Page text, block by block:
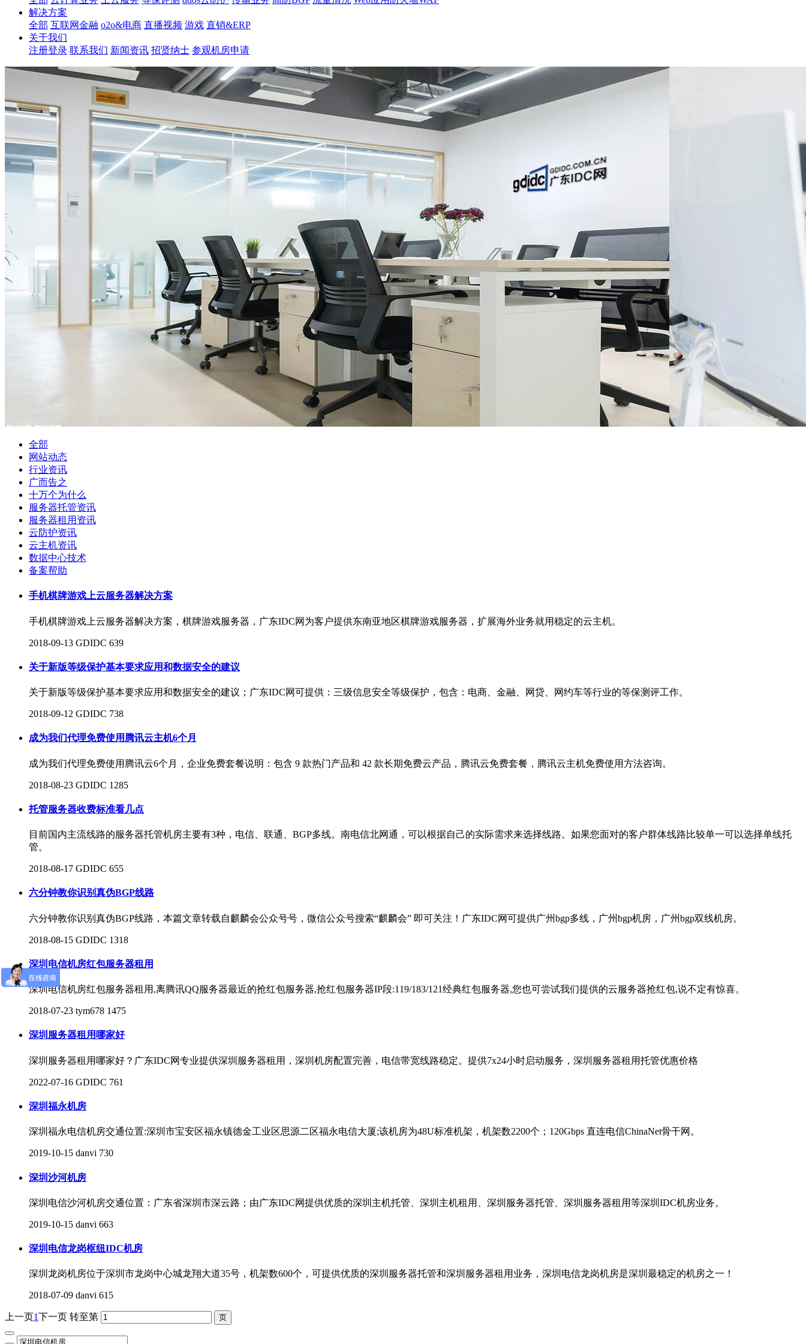
解决方案
全部 互联网金融 o2o&电商 直播视频 游戏 直销&ERP
关于我们
注册登录 联系我们 新闻资讯 招贤纳士 参观机房申请
全部
网站动态
行业资讯
广而告之
十万个为什么
服务器托管资讯
服务器租用资讯
云防护资讯
云主机资讯
数据中心技术
备案帮助
手机棋牌游戏上云服务器解决方案
手机棋牌游戏上云服务器解决方案，棋牌游戏服务器，广东IDC网为客户提供东南亚地区棋牌游戏服务器，扩展海外业务就用稳定的云主机。
2018-09-13 GDIDC 639
关于新版等级保护基本要求应用和数据安全的建议
关于新版等级保护基本要求应用和数据安全的建议；广东IDC网可提供：三级信息安全等级保护，包含：电商、金融、网贷、网约车等行业的等保测评工作。
2018-09-12 GDIDC 738
成为我们代理免费使用腾讯云主机6个月
成为我们代理免费使用腾讯云6个月，企业免费套餐说明：包含 9 款热门产品和 42 款长期免费云产品，腾讯云免费套餐，腾讯云主机免费使用方法咨询。
2018-08-23 GDIDC 1285
托管服务器收费标准看几点
目前国内主流线路的服务器托管机房主要有3种，电信、联通、BGP多线。南电信北网通，可以根据自己的实际需求来选择线路。如果您面对的客户群体线路比较单一可以选择单线托
管。
2018-08-17 GDIDC 655
六分钟教你识别真伪BGP线路
六分钟教你识别真伪BGP线路，本篇文章转载自麒麟会公众号号，微信公众号搜索“麒麟会” 即可关注！广东IDC网可提供广州bgp多线，广州bgp机房，广州bgp双线机房。
2018-08-15 GDIDC 1318
深圳电信机房红包服务器租用
深圳电信机房红包服务器租用,离腾讯QQ服务器最近的抢红包服务器,抢红包服务器IP段:119/183/121经典红包服务器,您也可尝试我们提供的云服务器抢红包,说不定有惊喜。
2018-07-23 tym678 1475
深圳服务器租用哪家好
深圳服务器租用哪家好？广东IDC网专业提供深圳服务器租用，深圳机房配置完善，电信带宽线路稳定。提供7x24小时启动服务，深圳服务器租用托管优惠价格
2022-07-16 GDIDC 761
深圳福永机房
深圳福永电信机房交通位置:深圳市宝安区福永镇德金工业区思源二区福永电信大厦;该机房为48U标准机架，机架数2200个；120Gbps 直连电信ChinaNet骨干网。
2019-10-15 danvi 730
深圳沙河机房
深圳电信沙河机房交通位置：广东省深圳市深云路；由广东IDC网提供优质的深圳主机托管、深圳主机租用、深圳服务器托管、深圳服务器租用等深圳IDC机房业务。
2019-10-15 danvi 663
深圳电信龙岗枢纽IDC机房
深圳龙岗机房位于深圳市龙岗中心城龙翔大道35号，机架数600个，可提供优质的深圳服务器托管和深圳服务器租用业务，深圳电信龙岗机房是深圳最稳定的机房之一！
2018-07-09 danvi 615
上一页1下一页 转至第